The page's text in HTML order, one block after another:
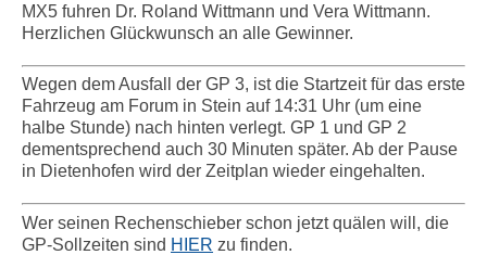
MX5 fuhren Dr. Roland Wittmann und Vera Wittmann.
Herzlichen Glückwunsch an alle Gewinner.
Wegen dem Ausfall der GP 3, ist die Startzeit für das erste
Fahrzeug am Forum in Stein auf 14:31 Uhr (um eine
halbe Stunde) nach hinten verlegt. GP 1 und GP 2
dementsprechend auch 30 Minuten später. Ab der Pause
in Dietenhofen wird der Zeitplan wieder eingehalten.
Wer seinen Rechenschieber schon jetzt quälen will, die
GP-Sollzeiten sind HIER zu finden.